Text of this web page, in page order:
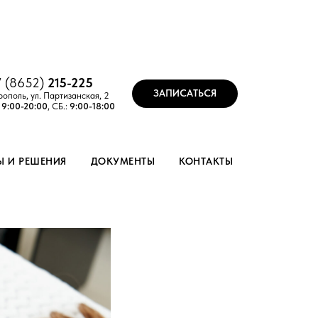
(8652) 215-225
ул. Партизанская, 2
9:00-20:00, СБ.: 9:00-18:00
ЗАПИСАТЬСЯ
И РЕШЕНИЯ ДОКУМЕНТЫ КОНТАКТЫ